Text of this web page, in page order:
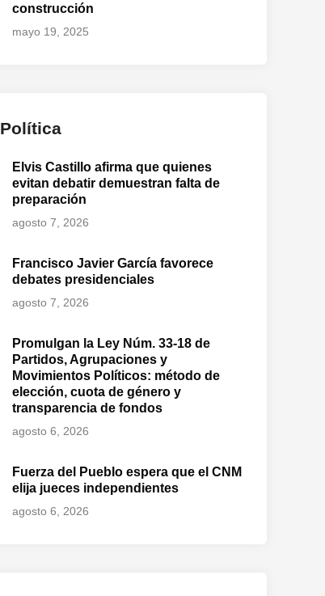
construcción
mayo 19, 2025
Política
Elvis Castillo afirma que quienes
evitan debatir demuestran falta de
preparación
agosto 7, 2026
Francisco Javier García favorece
debates presidenciales
agosto 7, 2026
Promulgan la Ley Núm. 33-18 de
Partidos, Agrupaciones y
Movimientos Políticos: método de
elección, cuota de género y
transparencia de fondos
agosto 6, 2026
Fuerza del Pueblo espera que el CNM
elija jueces independientes
agosto 6, 2026